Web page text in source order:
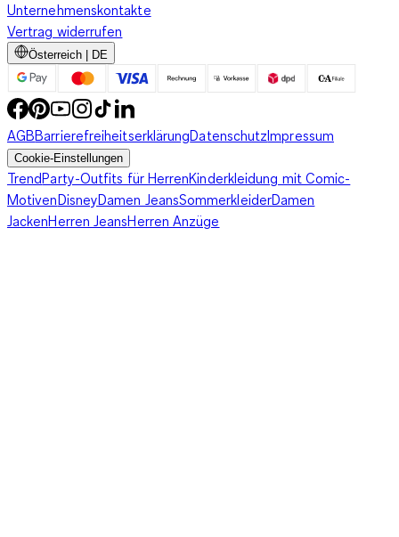
Unternehmenskontakte
Vertrag widerrufen
Österreich | DE
AGBBarrierefreiheitserklärungDatenschutzImpressum
Cookie-Einstellungen
TrendParty-Outfits für HerrenKinderkleidung mit Comic-
MotivenDisneyDamen JeansSommerkleiderDamen
JackenHerren JeansHerren Anzüge